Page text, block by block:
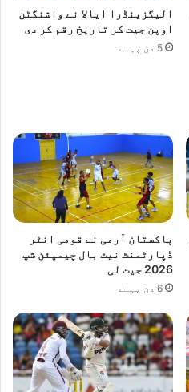
الیگزینڈرا ایالا نے واشنگٹن
اوپن جیت کر تاریخ رقم کر دی
5 دن پہلے
پاکستان آرمی نے قومی انٹر
ڈپارٹمنٹ نیٹ بال چیمپئن شپ
2026 جیت لی
6 دن پہلے